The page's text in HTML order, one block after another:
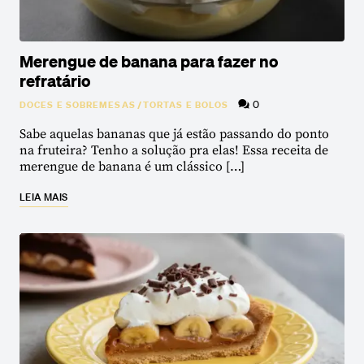
Merengue de banana para fazer no
refratário
DOCES E SOBREMESAS/TORTAS E BOLOS 0
Sabe aquelas bananas que já estão passando do ponto
na fruteira? Tenho a solução pra elas! Essa receita de
merengue de banana é um clássico […]
LEIA MAIS